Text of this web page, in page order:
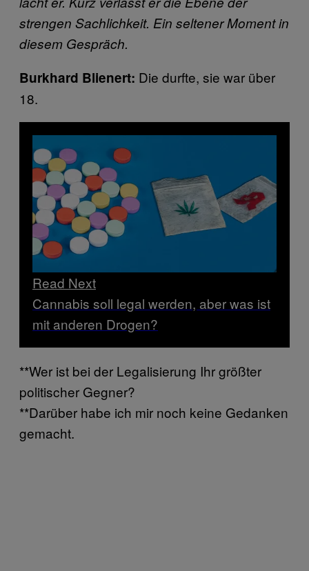
strengen Sachlichkeit. Ein seltener Moment in
diesem Gespräch.
Burkhard Blienert: Die durfte, sie war über
18.
Read Next
Cannabis soll legal werden, aber was ist
mit anderen Drogen?
**Wer ist bei der Legalisierung Ihr größter
politischer Gegner?
**Darüber habe ich mir noch keine Gedanken
gemacht.